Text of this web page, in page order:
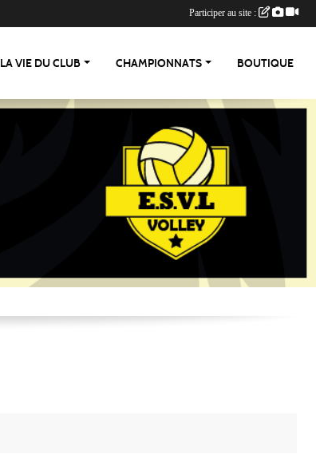
LA VIE DU CLUB CHAMPIONNATS BOUTIQUE
Participer au site :